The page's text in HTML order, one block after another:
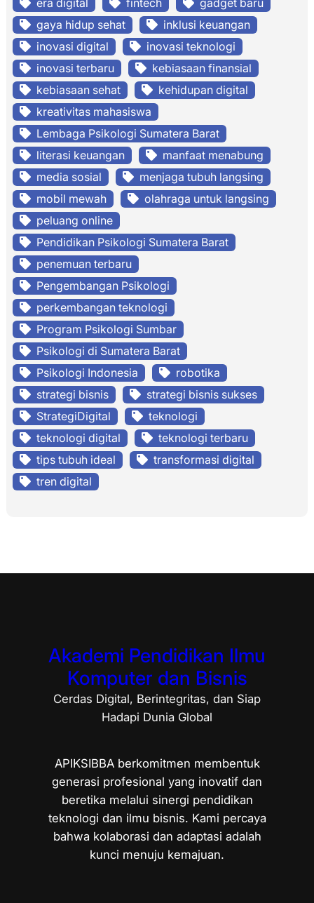
gaya hidup sehat
inklusi keuangan
inovasi digital
inovasi teknologi
inovasi terbaru
kebiasaan finansial
kebiasaan sehat
kehidupan digital
kreativitas mahasiswa
Lembaga Psikologi Sumatera Barat
literasi keuangan
manfaat menabung
media sosial
menjaga tubuh langsing
mobil mewah
olahraga untuk langsing
peluang online
Pendidikan Psikologi Sumatera Barat
penemuan terbaru
Pengembangan Psikologi
perkembangan teknologi
Program Psikologi Sumbar
Psikologi di Sumatera Barat
Psikologi Indonesia
robotika
strategi bisnis
strategi bisnis sukses
StrategiDigital
teknologi
teknologi digital
teknologi terbaru
tips tubuh ideal
transformasi digital
tren digital
Akademi Pendidikan Ilmu
Komputer dan Bisnis
Cerdas Digital, Berintegritas, dan Siap
Hadapi Dunia Global
APIKSIBBA berkomitmen membentuk
generasi profesional yang inovatif dan
beretika melalui sinergi pendidikan
teknologi dan ilmu bisnis. Kami percaya
bahwa kolaborasi dan adaptasi adalah
kunci menuju kemajuan.